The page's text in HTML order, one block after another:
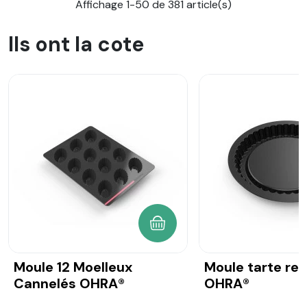
Affichage 1-50 de 381 article(s)
Ils ont la cote
Moule 12 Moelleux
Cannelés OHRA®
AJOUTER AU PANIER
Moule tarte
OHRA®